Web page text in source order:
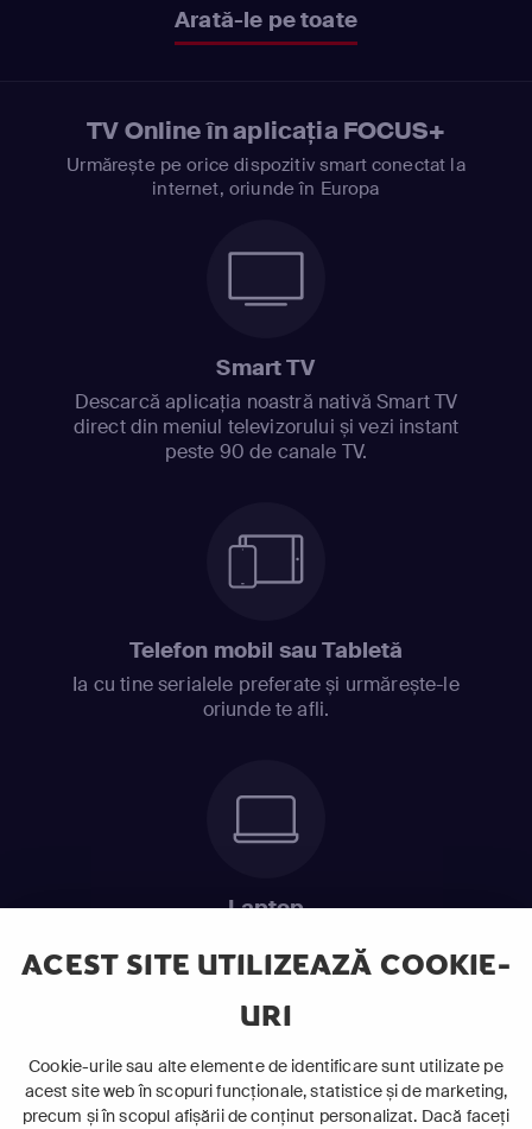
ACEST SITE UTILIZEAZĂ COOKIE-
URI
Cookie-urile sau alte elemente de identificare sunt utilizate pe
acest site web în scopuri funcționale, statistice și de marketing,
precum și în scopul afișării de conținut personalizat. Dacă faceți
Arată-le pe toate
TV Online în aplicația FOCUS+
Urmărește pe orice dispozitiv smart conectat la
internet, oriunde în Europa
Smart TV
Descarcă aplicația noastră nativă Smart TV
direct din meniul televizorului și vezi instant
peste 90 de canale TV.
Telefon mobil sau Tabletă
Ia cu tine serialele preferate și urmărește-le
oriunde te afli.
Laptop
ABONEAZĂ-TE ACUM
Cerințe de sistem